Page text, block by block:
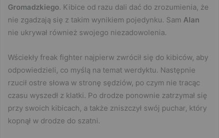
Gromadzkiego. Kibice od razu dali dać do zrozumienia, że
nie zgadzają się z takim wynikiem pojedynku. Sam Alan
nie ukrywał również swojego niezadowolenia.
Wściekły freak fighter najpierw zwrócił się do kibiców, aby
odpowiedzieli, co myślą na temat werdyktu. Następnie
rzucił ostre słowa w stronę sędziów, po czym nie tracąc
czasu wyszedł z klatki. Po drodze ponownie zatrzymał się
przy swoich kibicach, a także zniszczył swój puchar, który
kopnął w drodze do szatni.